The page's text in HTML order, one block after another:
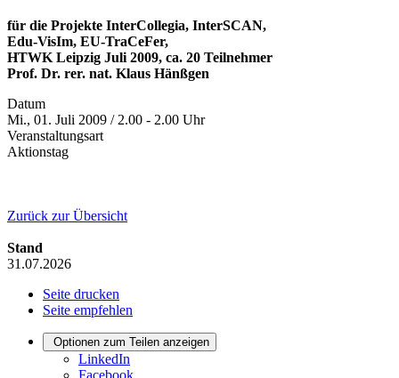
für die Projekte InterCollegia, InterSCAN,
Edu-VisIm, EU-TraCeFer,
HTWK Leipzig Juli 2009, ca. 20 Teilnehmer
Prof. Dr. rer. nat. Klaus Hänßgen
Datum
Mi., 01. Juli 2009 / 2.00 - 2.00 Uhr
Veranstaltungsart
Aktionstag
Zurück zur Übersicht
Stand
31.07.2026
Seite drucken
Seite empfehlen
Optionen zum Teilen anzeigen
LinkedIn
Facebook